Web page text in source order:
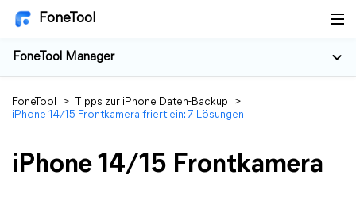
FoneTool
FoneTool Manager
FoneTool > Tipps zur iPhone Daten-Backup
>
iPhone 14/15 Frontkamera friert ein: 7 Lösungen
iPhone 14/15 Frontkamera